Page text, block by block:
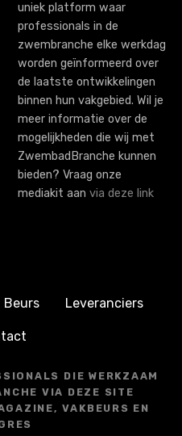
uniek platform waar
professionals in de
zwembranche elke werkdag
worden geïnformeerd over
de laatste ontwikkelingen
binnen hun vakgebied. Wil je
meer informatie over de
mogelijkheden die wij met
ZwembadBranche kunnen
bieden? Vraag onze
mediakit aan via deze link
Beurs Leveranciers
DIE WERKZAAM
VIA DEZE SITE
VAKBEURS EN